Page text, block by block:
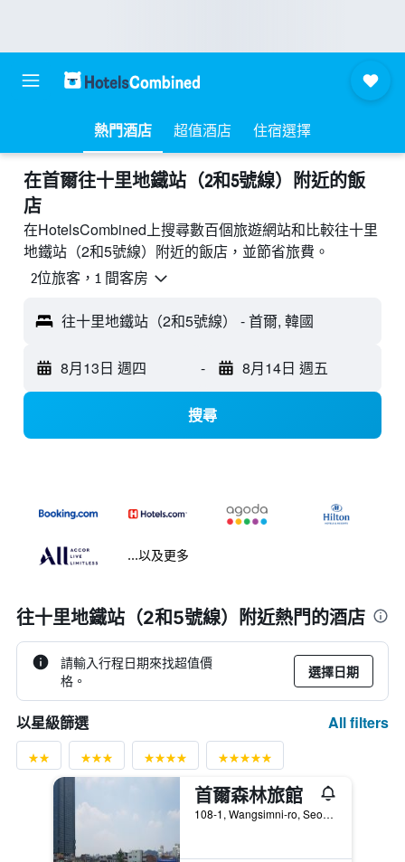
熱門酒店 超值酒店 住宿選擇
​在首爾往十里地鐵站（2和5號線）附近​的飯
店
在HotelsCombined上搜尋數百個旅遊網站和比較往十里
地鐵站（2和5號線）附近的飯店，並節省旅費。
2位旅客，1 間客房
往十里地鐵站（2和5號線） - 首爾, 韓國
8月13日 週四 - 8月14日 週五
搜尋
...以及更多
往十里地鐵站（2和5號線）附近熱門的酒店
請輸入行程日期來找超值價
格。
選擇日期
以星級篩選 All filters
首爾森林旅館
108-1, Wangsimni-ro, Seongdong-gu, 首爾, 韓國